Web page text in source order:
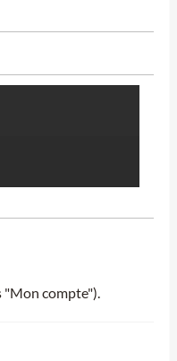
"Mon compte").